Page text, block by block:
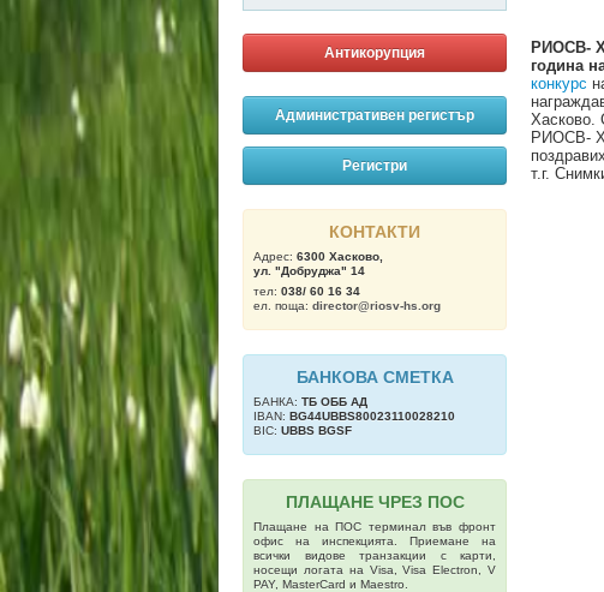
Антикорупция
Административен регистър
Регистри
КОНТАКТИ
Адрес: 6300 Хасково,
ул. "Добруджа" 14
тел: 038/ 60 16 34
ел. поща: director@riosv-hs.org
БАНКОВА СМЕТКА
БАНКА: ТБ OББ АД
IBAN: BG44UBBS80023110028210
BIC: UBBS BGSF
ПЛАЩАНЕ ЧРЕЗ ПОС
Плащане на ПОС терминал във фронт
офис на инспекцията. Приемане на
всички видове транзакции с карти,
носещи логата на Visa, Visa Electron, V
PAY, MasterCard и Maestro.
РИОСВ-
година
конкурс
Хасково.
РИОСВ-
т.г.